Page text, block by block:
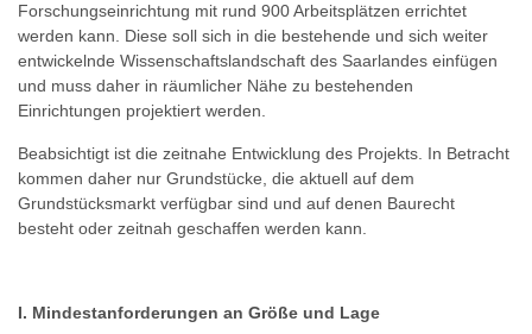
Forschungseinrichtung mit rund 900 Arbeitsplätzen errichtet
werden kann. Diese soll sich in die bestehende und sich weiter
entwickelnde Wissenschaftslandschaft des Saarlandes einfügen
und muss daher in räumlicher Nähe zu bestehenden
Einrichtungen projektiert werden.
Beabsichtigt ist die zeitnahe Entwicklung des Projekts. In Betracht
kommen daher nur Grundstücke, die aktuell auf dem
Grundstücksmarkt verfügbar sind und auf denen Baurecht
besteht oder zeitnah geschaffen werden kann.
I. Mindestanforderungen an Größe und Lage